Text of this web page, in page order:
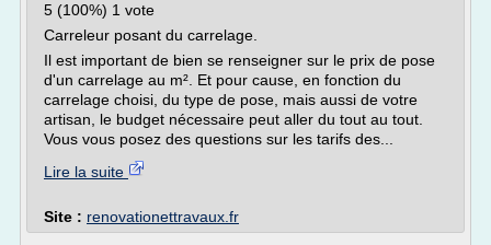
5 (100%) 1 vote
Carreleur posant du carrelage.
Il est important de bien se renseigner sur le prix de pose
d'un carrelage au m². Et pour cause, en fonction du
carrelage choisi, du type de pose, mais aussi de votre
artisan, le budget nécessaire peut aller du tout au tout.
Vous vous posez des questions sur les tarifs des...
Lire la suite
Site : renovationettravaux.fr